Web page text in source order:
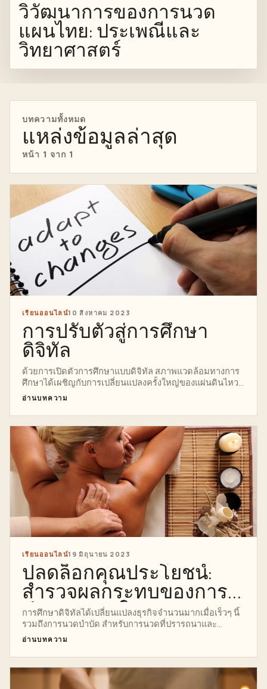
วิวัฒนาการของการนวด
แผนไทย: ประเพณีและ
วิทยาศาสตร์
บทความทั้งหมด
แหล่งข้อมูลล่าสุด
หน้า 1 จาก 1
เรียนออนไลน์10 สิงหาคม 2023
การปรับตัวสู่การศึกษา
ดิจิทัล
ด้วยการเปิดตัวการศึกษาแบบดิจิทัล สภาพแวดล้อมทางการ
ศึกษาได้เผชิญกับการเปลี่ยนแปลงครั้งใหญ่ของแผ่นดินไหว
ทำให้วิธีที่เรา...
อ่านบทความ
เรียนออนไลน์19 มิถุนายน 2023
ปลดล็อกคุณประโยชน์:
สำรวจผลกระทบของการ
ศึกษาดิจิทัลในการนวด
การศึกษาดิจิทัลได้เปลี่ยนแปลงธุรกิจจำนวนมากเมื่อเร็วๆ นี้
รวมถึงการนวดบำบัด สำหรับการนวดที่ปรารถนาและ
ช่ำชอง...
อ่านบทความ